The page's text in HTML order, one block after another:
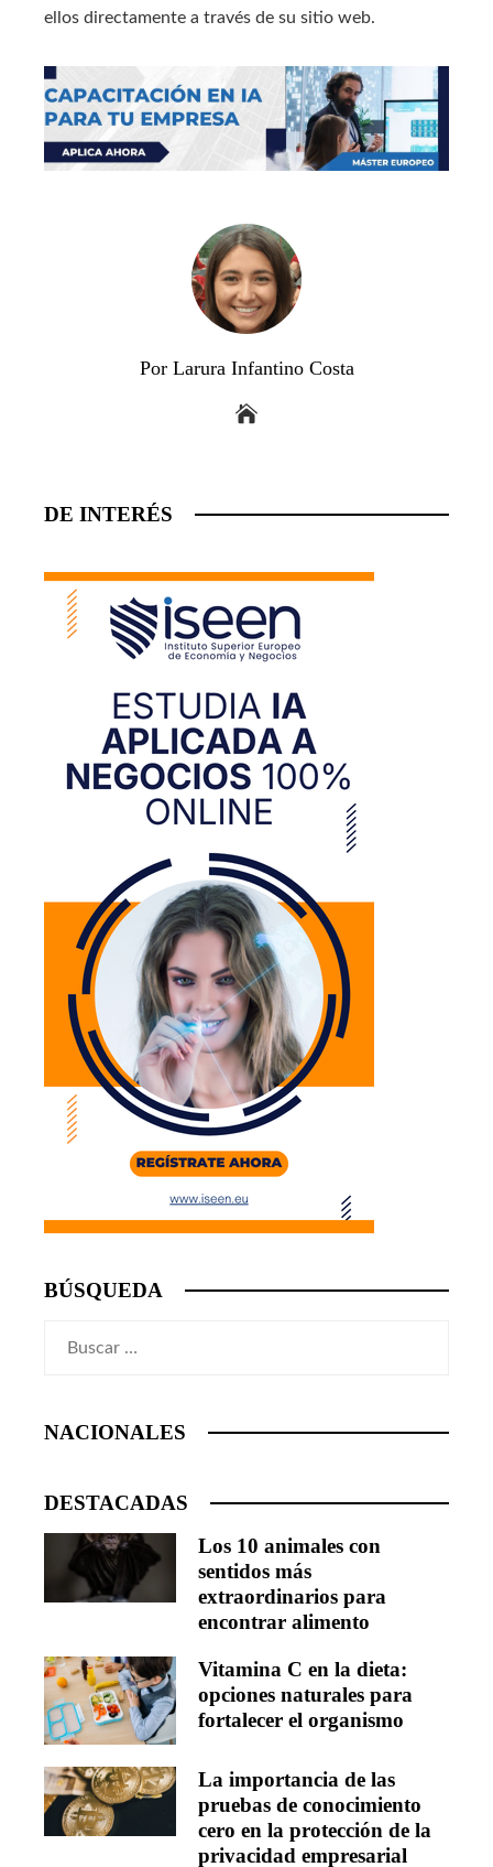
ellos directamente a través de su sitio web.
Por Larura Infantino Costa
DE INTERÉS
BÚSQUEDA
NACIONALES
DESTACADAS
Los 10 animales con
sentidos más
extraordinarios para
encontrar alimento
Vitamina C en la dieta:
opciones naturales para
fortalecer el organismo
La importancia de las
pruebas de conocimiento
cero en la protección de la
privacidad empresarial